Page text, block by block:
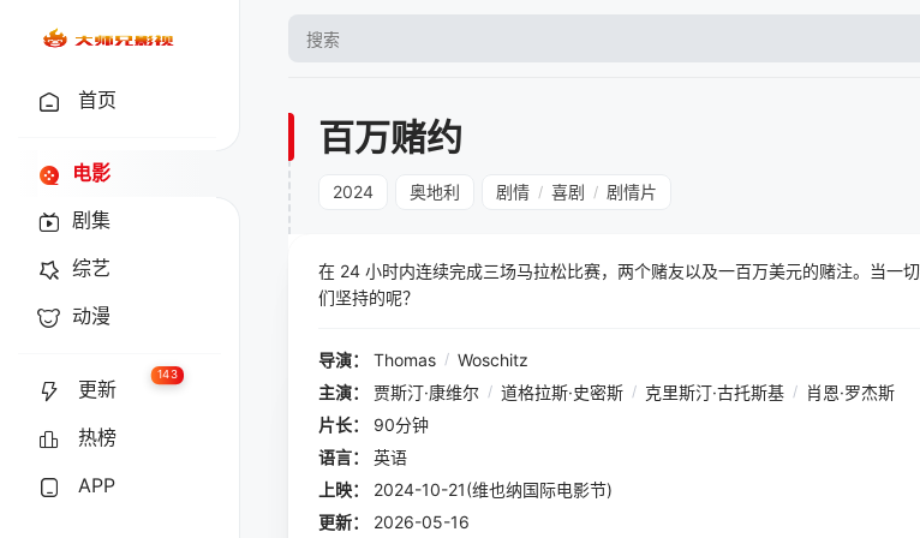
首页
电影
剧集
综艺
动漫
更新
143
热榜
APP
百万赌约
2024 奥地利 剧情 / 喜剧 / 剧情片
在 24 小时内连续完成三场马拉松比赛，两个赌友以及一百万美元的赌注。当一
们坚持的呢？
导演： Thomas / Woschitz
主演：
贾斯汀·康维尔 / 道格拉斯·史密斯 / 克里斯汀·古托斯基 / 肖恩·罗杰斯
片长：
90分钟
语言：
英语
上映：
2024-10-21(维也纳国际电影节)
更新：
2026-05-16